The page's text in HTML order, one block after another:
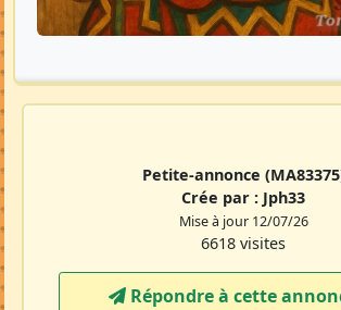
Petite-annonce
Crée par : Jph33
Mise à jour 12/07/26
6618 visites
Répondre à cette